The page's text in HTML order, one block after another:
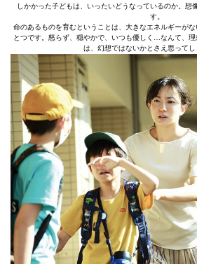
しかかった子どもは、いったいどうなっているのか。想
す。
命のあるものを育むということは、大きなエネルギーが
とつです。怒らず、穏やかで、いつも優しく…なんて、
は、幻想ではないかとさえ思ってし